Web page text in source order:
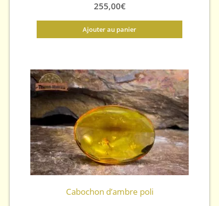
255,00€
Ajouter au panier
Cabochon d’ambre poli